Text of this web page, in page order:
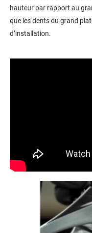
hauteur par rapport au
que les dents du grand
d’installation.